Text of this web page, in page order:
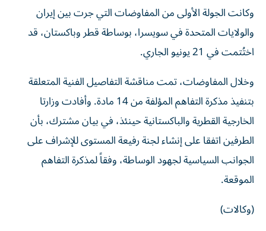
وكانت الجولة الأولى من المفاوضات التي جرت بين إيران
والولايات المتحدة في سويسرا، بوساطة قطر وباكستان، قد
اختُتمت في 21 يونيو الجاري.
وخلال المفاوضات، تمت مناقشة التفاصيل الفنية المتعلقة
بتنفيذ مذكرة التفاهم المؤلفة من 14 مادة. وأفادت وزارتا
الخارجية القطرية والباكستانية حينئذ، في بيان مشترك، بأن
الطرفين اتفقا على إنشاء لجنة رفيعة المستوى للإشراف على
الجوانب السياسية لجهود الوساطة، وفقاً لمذكرة التفاهم
الموقعة.
(وكالات)